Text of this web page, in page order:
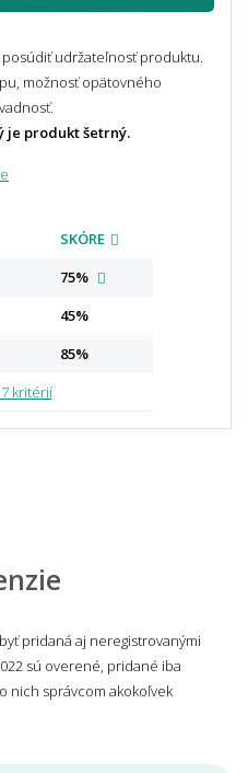
udržateľnosť produktu.
možnosť opätovného
je produkt šetrný.
SKÓRE
75%
45%
85%
kritérií
pridaná aj neregistrovanými
sú overené, pridané iba
nich správcom akokoľvek